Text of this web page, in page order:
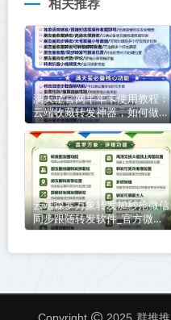
相关推荐
满天星官网半年卡使用教程：
云端收藏转发神器，如何做到
不封号
云端森罗万象转发加秒抢微信
同步跟随转发软件_官方微信
一键转发
Copyright 2025 群推推